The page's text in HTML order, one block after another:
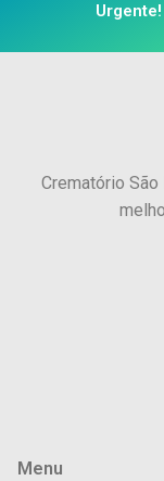
Crematório
Menu